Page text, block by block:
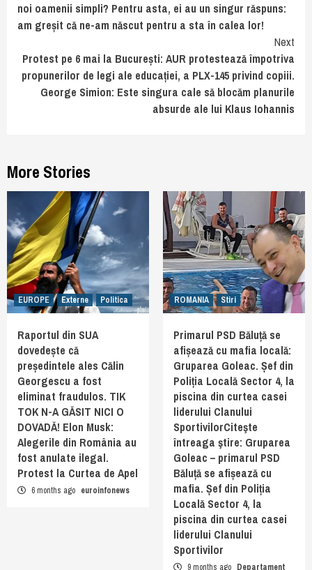
noi oamenii simpli? Pentru asta, ei au un singur răspuns:
am greșit că ne-am născut pentru a sta în calea lor!
Next
Protest pe 6 mai la București: AUR protestează împotriva
propunerilor de legi ale educației, a PLX-145 privind copiii.
George Simion: Este singura cale să blocăm planurile
absurde ale lui Klaus Iohannis
More Stories
EUROPE Externe Politica
Raportul din SUA
dovedește că
președintele ales Călin
Georgescu a fost
eliminat fraudulos. TIK
TOK N-A GĂSIT NICI O
DOVADĂ! Elon Musk:
Alegerile din România au
fost anulate ilegal.
Protest la Curtea de Apel
6 months ago euroinfonews
ROMANIA Stiri
Primarul PSD Băluță se
afișează cu mafia locală:
Gruparea Goleac. Șef din
Poliția Locală Sector 4, la
piscina din curtea casei
liderului Clanului
SportivilorCiteşte
întreaga ştire: Gruparea
Goleac – primarul PSD
Băluță se afișează cu
mafia. Șef din Poliția
Locală Sector 4, la
piscina din curtea casei
liderului Clanului
Sportivilor
9 months ago Departament